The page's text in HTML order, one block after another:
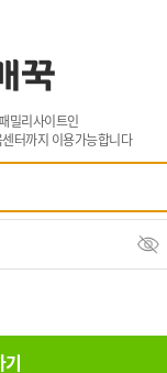
밀리사이트인
터까지 이용가능합니다